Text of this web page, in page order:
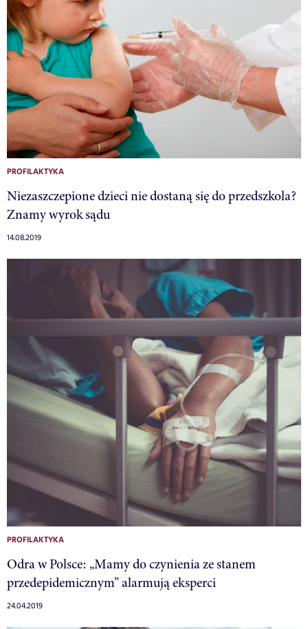
PROFILAKTYKA
Niezaszczepione dzieci nie dostaną się do przedszkola?
Znamy wyrok sądu
14.08.2019
PROFILAKTYKA
Odra w Polsce: „Mamy do czynienia ze stanem
przedepidemicznym” alarmują eksperci
24.04.2019